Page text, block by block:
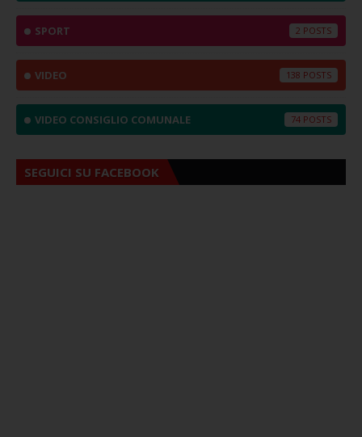
SPORT 2
VIDEO 138
VIDEO CONSIGLIO COMUNALE 74
SEGUICI SU FACEBOOK